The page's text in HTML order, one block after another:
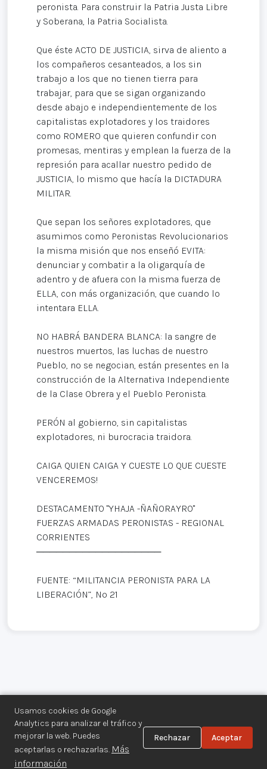
Usamos cookies de Google
Analytics para analizar el tráfico y
mejorar la web. Puedes
aceptarlas o rechazarlas. Más
información
Rechazar Aceptar
peronista. Para construir la Patria Justa Libre
y Soberana, la Patria Socialista.
Que éste ACTO DE JUSTICIA, sirva de aliento a
los compañeros cesanteados, a los sin
trabajo a los que no tienen tierra para
trabajar, para que se sigan organizando
desde abajo e independientemente de los
capitalistas explotadores y los traidores
como ROMERO que quieren confundir con
promesas, mentiras y emplean la fuerza de la
represión para acallar nuestro pedido de
JUSTICIA, lo mismo que hacía la DICTADURA
MILITAR.
Que sepan los señores explotadores, que
asumimos como Peronistas Revolucionarios
la misma misión que nos enseñó EVITA:
denunciar y combatir a la oligarquía de
adentro y de afuera con la misma fuerza de
ELLA, con más organización, que cuando lo
intentara ELLA.
NO HABRÁ BANDERA BLANCA: la sangre de
nuestros muertos, las luchas de nuestro
Pueblo, no se negocian, están presentes en la
construcción de la Alternativa Independiente
de la Clase Obrera y el Pueblo Peronista.
PERÓN al gobierno, sin capitalistas
explotadores, ni burocracia traidora.
CAIGA QUIEN CAIGA Y CUESTE LO QUE CUESTE
VENCEREMOS!
DESTACAMENTO "YHAJA -ÑAÑORAYRO"
FUERZAS ARMADAS PERONISTAS - REGIONAL
CORRIENTES
───────────────────
FUENTE: “MILITANCIA PERONISTA PARA LA
LIBERACIÓN”, Nº 21
Centro de Documentación de los
Movimientos Armados©
Aviso legalPrivacidad